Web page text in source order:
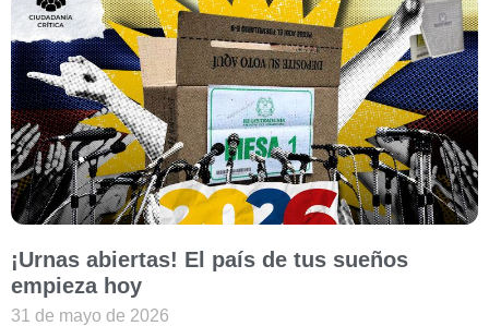
¡Urnas abiertas! El país de tus sueños
empieza hoy
31 de mayo de 2026